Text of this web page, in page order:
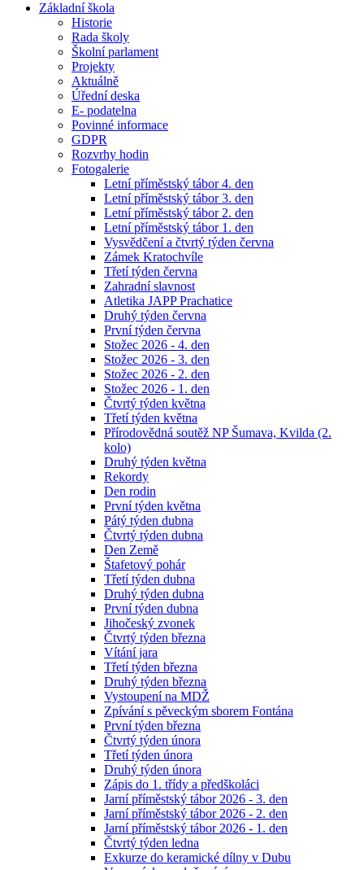
Základní škola
Historie
Rada školy
Školní parlament
Projekty
Aktuálně
Úřední deska
E- podatelna
Povinné informace
GDPR
Rozvrhy hodin
Fotogalerie
Letní příměstský tábor 4. den
Letní příměstský tábor 3. den
Letní příměstský tábor 2. den
Letní příměstský tábor 1. den
Vysvědčení a čtvrtý týden června
Zámek Kratochvíle
Třetí týden června
Zahradní slavnost
Atletika JAPP Prachatice
Druhý týden června
První týden června
Stožec 2026 - 4. den
Stožec 2026 - 3. den
Stožec 2026 - 2. den
Stožec 2026 - 1. den
Čtvrtý týden května
Třetí týden května
Přírodovědná soutěž NP Šumava, Kvilda (2.
kolo)
Druhý týden května
Rekordy
Den rodin
První týden května
Pátý týden dubna
Čtvrtý týden dubna
Den Země
Štafetový pohár
Třetí týden dubna
Druhý týden dubna
První týden dubna
Jihočeský zvonek
Čtvrtý týden března
Vítání jara
Třetí týden března
Druhý týden března
Vystoupení na MDŽ
Zpívání s pěveckým sborem Fontána
První týden března
Čtvrtý týden února
Třetí týden února
Druhý týden února
Zápis do 1. třídy a předškoláci
Jarní příměstský tábor 2026 - 3. den
Jarní příměstský tábor 2026 - 2. den
Jarní příměstský tábor 2026 - 1. den
Čtvrtý týden ledna
Exkurze do keramické dílny v Dubu